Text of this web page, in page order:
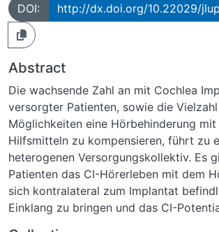
DOI: http://dx.doi.org/10.22029/
Abstract
Die wachsende Zahl an mit Cochlea
versorgter Patienten, sowie die
Möglichkeiten eine Hörbehinderung
Hilfsmitteln zu kompensieren, führt zu
heterogenen Versorgungskollektiv. Es
Patienten das CI-Hörerleben mit dem
sich kontralateral zum Implantat
Einklang zu bringen und das CI-